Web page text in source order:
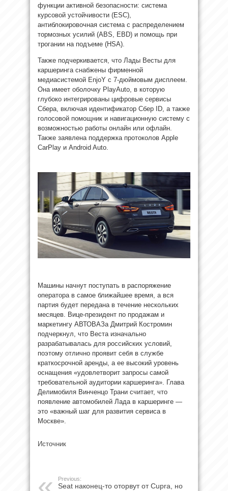
функции активной безопасности: система
курсовой устойчивости (ESC),
антиблокировочная система с распределением
тормозных усилий (ABS, EBD) и помощь при
трогании на подъеме (HSA).
Также подчеркивается, что Лады Весты для
каршеринга снабжены фирменной
медиасистемой EnjoY с 7-дюймовым дисплеем.
Она имеет оболочку PlayAuto, в которую
глубоко интегрированы цифровые сервисы
Сбера, включая идентификатор Сбер ID, а также
голосовой помощник и навигационную систему с
возможностью работы онлайн или офлайн.
Также заявлена поддержка протоколов Apple
CarPlay и Android Auto.
Машины начнут поступать в распоряжение
оператора в самое ближайшее время, а вся
партия будет передана в течение нескольких
месяцев. Вице-президент по продажам и
маркетингу АВТОВАЗа Дмитрий Костромин
подчеркнул, что Веста изначально
разрабатывалась для российских условий,
поэтому отлично проявит себя в службе
краткосрочной аренды, а ее высокий уровень
оснащения «удовлетворит запросы самой
требовательной аудитории каршеринга». Глава
Делимобиля Винченцо Трани считает, что
появление автомобилей Лада в каршеринге —
это «важный шаг для развития сервиса в
Москве».
Источник
Previous:
Seat наконец-то оторвут от Cupra, но